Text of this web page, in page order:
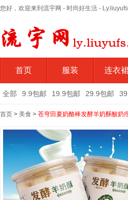
您好，欢迎来到流宇网 - 时尚好生活 -
首页 服装 连衣
全部 9.9包邮 19.9包邮 29.9包邮
首页 > 美食 > 苍穹田夏奶酪棒发酵羊奶酥酸奶